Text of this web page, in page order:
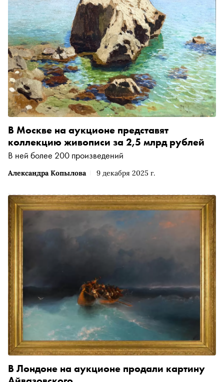
Александра Копылова 9 декабря 2025 г.
В Москве на аукционе представят
коллекцию живописи за 2,5 млрд рублей
В ней более 200 произведений
В Лондоне на аукционе продали картину